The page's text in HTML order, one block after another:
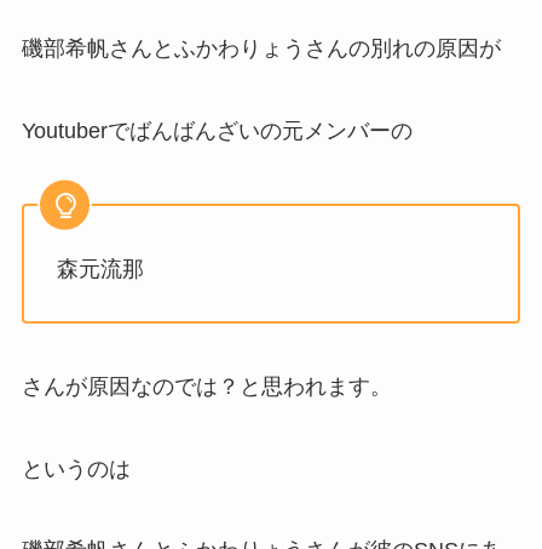
磯部希帆さんとふかわりょうさんの別れの原因が
Youtuberでばんばんざいの元メンバーの
森元流那
さんが原因なのでは？と思われます。
というのは